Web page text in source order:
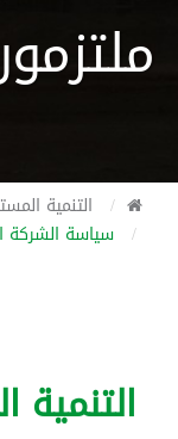
التنمية
سياسة الشركة
التنمية